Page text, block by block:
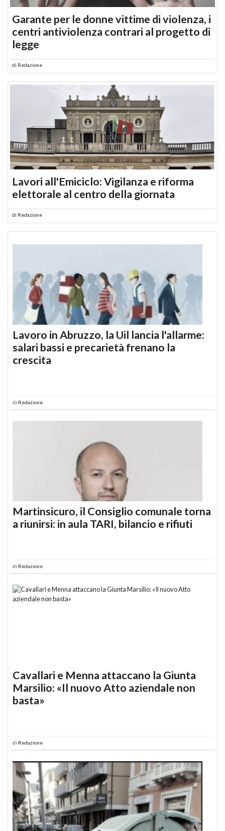
Garante per le donne vittime di violenza, i
centri antiviolenza contrari al progetto di
legge
di Redazione
Lavori all'Emiciclo: Vigilanza e riforma
elettorale al centro della giornata
di Redazione
Lavoro in Abruzzo, la Uil lancia l'allarme:
salari bassi e precarietà frenano la
crescita
di Redazione
Martinsicuro, il Consiglio comunale torna
a riunirsi: in aula TARI, bilancio e rifiuti
di Redazione
Cavallari e Menna attaccano la Giunta
Marsilio: «Il nuovo Atto aziendale non
basta»
di Redazione